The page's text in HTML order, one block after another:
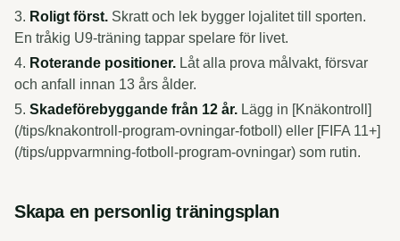
Roligt först. Skratt och lek bygger lojalitet till sporten.
En tråkig U9-träning tappar spelare för livet.
Roterande positioner. Låt alla prova målvakt, försvar
och anfall innan 13 års ålder.
Skadeförebyggande från 12 år. Lägg in [Knäkontroll]
(/tips/knakontroll-program-ovningar-fotboll) eller [FIFA 11+]
(/tips/uppvarmning-fotboll-program-ovningar) som rutin.
Skapa en personlig träningsplan